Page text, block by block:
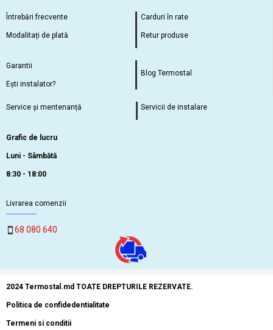
Întrebări frecvente
Modalitați de plată
Carduri în rate
Retur produse
Garantii
Ești instalator?
Blog Termostal
Service și mentenanță Servicii de instalare
Grafic de lucru
Luni - Sâmbătă
8:30 - 18:00
Livrarea comenzii
68 080 640
2024 Termostal.md TOATE DREPTURILE REZERVATE.
Politica de confidedentialitate
Termeni si conditii